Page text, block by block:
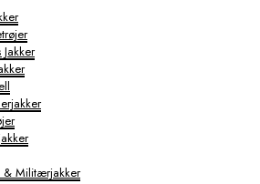
Jakker
& Militærjakker